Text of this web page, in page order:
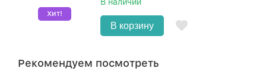
Хит!
В наличии
В корзину
Рекомендуем посмотреть